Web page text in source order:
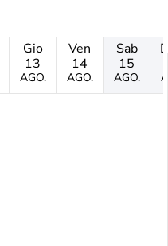
Gio
13
AGO.
Ven
14
AGO.
Sab
15
AGO.